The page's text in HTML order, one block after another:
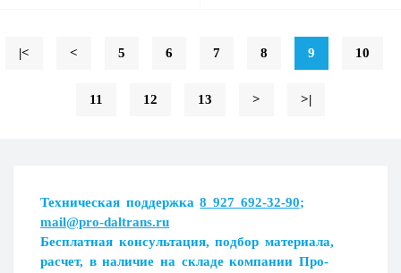
|< < 5 6 7 8 9 10
11 12 13 > >|
Загрузка...
Техническая поддержка8 927 692-32-90;
mail@pro-daltrans.ru
Загрузка...
Бесплатная консультация, подбор материала,
расчет, в наличие на складе компании Про-